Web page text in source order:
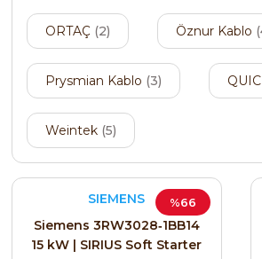
ORTAÇ (2) Öznur Kablo
Prysmian Kablo (3)
Weintek (5)
%66
SIEMENS
Siemens 3RW3028‑1BB14
15 kW | SIRIUS Soft Starter